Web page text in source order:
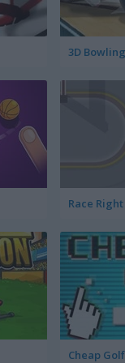
3D Bowling
Race Right
Cheap Golf